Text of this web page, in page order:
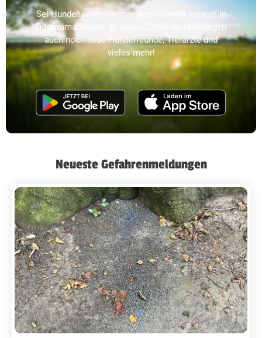
Sei Hundehassern immer einen Schritt voraus! In
Dogorama findest du neben Giftköder-Meldungen
auch noch neue Hundefreunde, Tierärzte und
vieles mehr!
Neueste Gefahrenmeldungen